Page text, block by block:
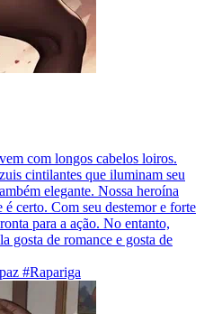
com longos cabelos loiros.
cintilantes que iluminam seu
elegante. Nossa heroína
certo. Com seu destemor e forte
para a ação. No entanto,
gosta de romance e gosta de
#Rapariga